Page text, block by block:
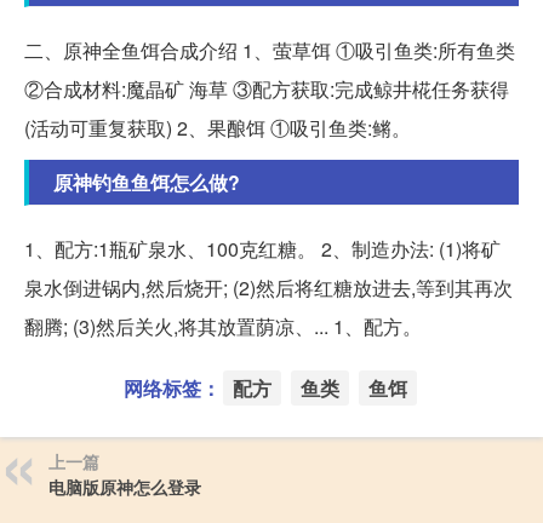
二、原神全鱼饵合成介绍 1、萤草饵 ①吸引鱼类:所有鱼类
②合成材料:魔晶矿 海草 ③配方获取:完成鲸井椛任务获得
(活动可重复获取) 2、果酿饵 ①吸引鱼类:鳉。
原神钓鱼鱼饵怎么做?
1、配方:1瓶矿泉水、100克红糖。 2、制造办法: (1)将矿
泉水倒进锅内,然后烧开; (2)然后将红糖放进去,等到其再次
翻腾; (3)然后关火,将其放置荫凉、... 1、配方。
网络标签： 配方 鱼类 鱼饵
上一篇
电脑版原神怎么登录